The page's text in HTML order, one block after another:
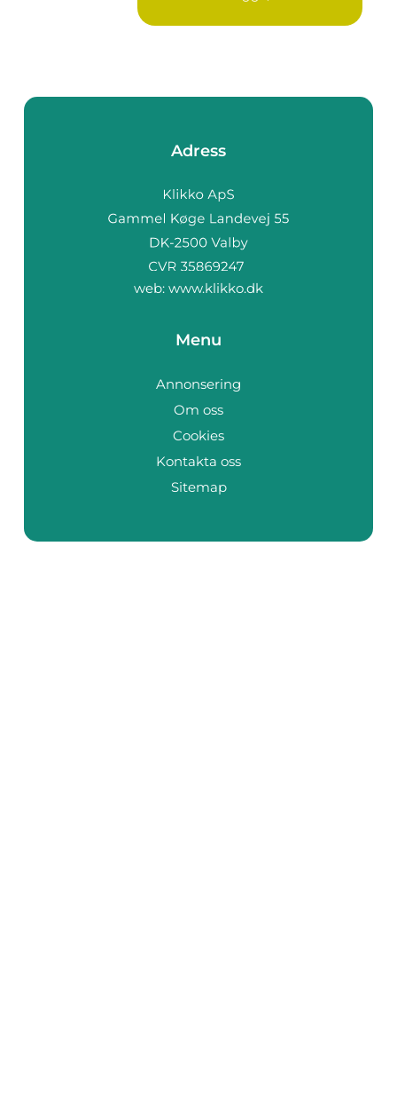
Adress
web: www.klikko.dk
Menu
Annonsering
Om oss
Cookies
Kontakta oss
Sitemap